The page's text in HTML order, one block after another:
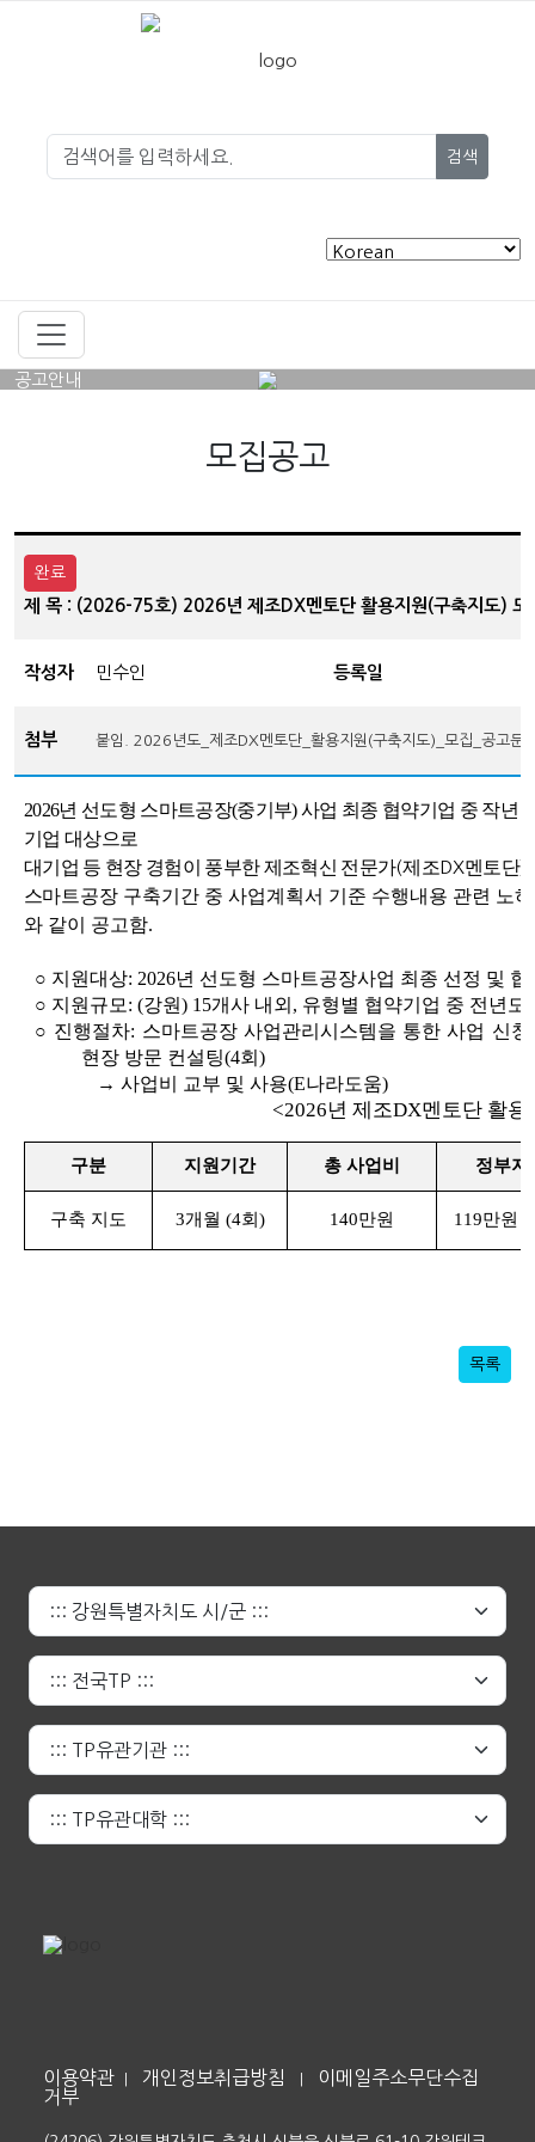
검색
공고안내
모집공고
완료
제 목 : (2026-75호) 2026년 제조DX멘토단 활용지원(구축지도) 도
작성자 민수인 등록일
첨부 붙임. 2026년도_제조DX멘토단_활용지원(구축지도)_모집_공고문
2026년 선도형 스마트공장(중기부) 사업 최종 협약기업 중 작
기업 대상으로
대기업 등 현장 경험이 풍부한 제조혁신 전문가(제조 DX멘토단)
스마트공장 구축기간 중 사업계획서 기준 수행내용 관련 노
와 같이 공고함.
○ 지원대상: 2026년 선도형 스마트공장사업 최종 선정 및 협
○ 지원규모: (강원) 15개사 내외, 유형별 협약기업 중 전년
○ 진행절차: 스마트공장 사업관리시스템을 통한 사업 신
현장 방문 컨설팅(4회)
→ 사업비 교부 및 사용(E나라도움)
<2026년 제조DX멘토단 활
구분 지원기간 총 사업비 정부지
구축 지도 3개월 (4회 ) 140만원 119만원
목록
이용약관 개인정보취급방침
이메일주소무단수집
거부